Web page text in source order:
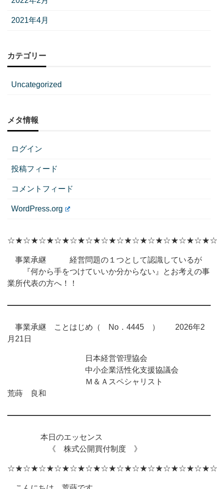
2021年4月
カテゴリー
Uncategorized
メタ情報
ログイン
投稿フィード
コメントフィード
WordPress.org
事業承継 経営問題の１つとして認識しているが
『何から手をつけていいか分からない』とお考えの事
業所代表の方へ！！
事業承継 ことはじめ（ No．4445 ） 2026年2
月21日
日本経営管理協会
中小企業活性化支援協議会
Ｍ＆Ａスペシャリスト
荒蒔 良和
本日のエッセンス
《 株式公開買付制度 》